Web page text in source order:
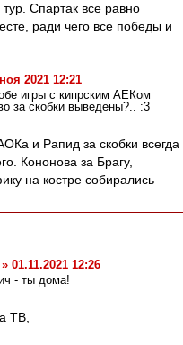
Спартак все равно
ради чего все победы и
2021 12:21
игры с кипрским АЕКом
за скобки выведены?.. :3
и Рапид за скобки всегда
Кононова за Брагу,
на костре собирались
01.11.2021 12:26
- ты дома!
ТВ,